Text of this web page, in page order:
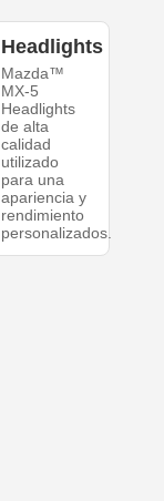
Headlights
Mazda™
MX-5
Headlights
de alta
calidad
utilizado
para una
apariencia y
rendimiento
personalizados.